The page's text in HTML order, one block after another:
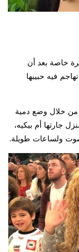
خاصة بعد أن
فيه حبيبها
من خلال وضع دمية
جارتها أم بيكيه،
صوت ولساعات طويلة.